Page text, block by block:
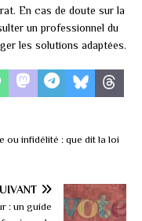
En cas de doute sur la
un professionnel du
les solutions adaptées.
ou infidélité : que dit la loi
: un guide